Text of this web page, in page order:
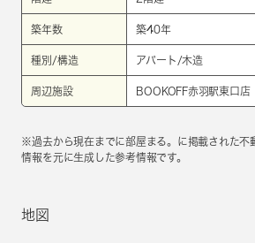
築年数 築40年
種別/構造 アパート/木造
周辺施設 BOOKOFF赤羽駅東口店
※過去から現在までに部屋まる。に掲載された不
情報を元に生成した参考情報です。
地図